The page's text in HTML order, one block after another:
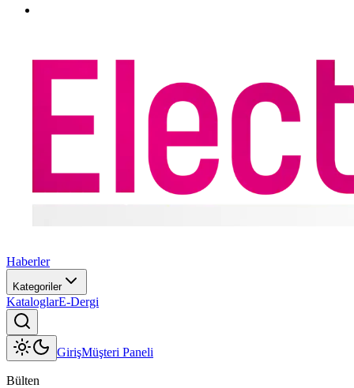
Haberler
Kategoriler
KataloglarE-Dergi
GirişMüşteri Paneli
Bülten